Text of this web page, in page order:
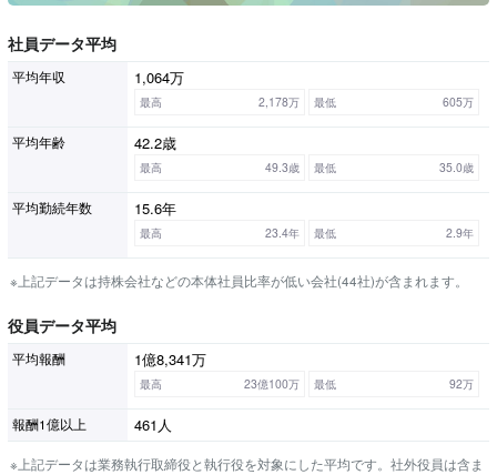
社員データ平均
平均年収 1,064万
最高 2,178万 最低 605万
平均年齢 42.2歳
最高 49.3歳 最低 35.0歳
平均勤続年数 15.6年
最高 23.4年 最低 2.9年
※上記データは持株会社などの本体社員比率が低い会社(44社)が含まれます。
役員データ平均
平均報酬 1億8,341万
最高 23億100万 最低 92万
報酬1億以上 461人
※上記データは業務執行取締役と執行役を対象にした平均です。社外役員は含ま